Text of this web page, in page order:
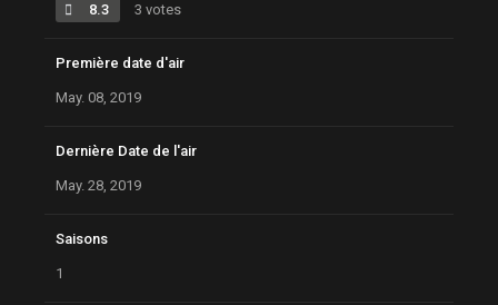
8.3 3 votes
Première date d'air
May. 08, 2019
Dernière Date de l'air
May. 28, 2019
Saisons
1